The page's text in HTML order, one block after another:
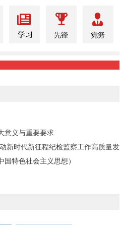
意义与重要要求
新时代新征程纪检监察工作高质量发
特色社会主义思想）